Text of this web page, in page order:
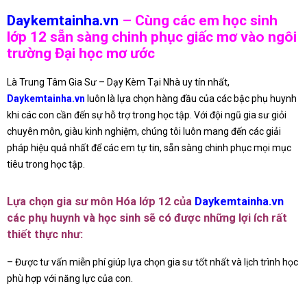
Daykemtainha.vn – Cùng các em học sinh
lớp 12 sẵn sàng chinh phục giấc mơ vào ngôi
trường Đại học mơ ước
Là Trung Tâm Gia Sư – Dạy Kèm Tại Nhà uy tín nhất,
Daykemtainha.vn luôn là lựa chọn hàng đầu của các bậc phụ huynh
khi các con cần đến sự hỗ trợ trong học tập. Với đội ngũ gia sư giỏi
chuyên môn, giàu kinh nghiệm, chúng tôi luôn mang đến các giải
pháp hiệu quả nhất để các em tự tin, sẵn sàng chinh phục mọi mục
tiêu trong học tập.
Lựa chọn gia sư môn Hóa lớp 12 của Daykemtainha.vn
các phụ huynh và học sinh sẽ có được những lợi ích rất
thiết thực như:
– Được tư vấn miễn phí giúp lựa chọn gia sư tốt nhất và lịch trình học
phù hợp với năng lực của con.